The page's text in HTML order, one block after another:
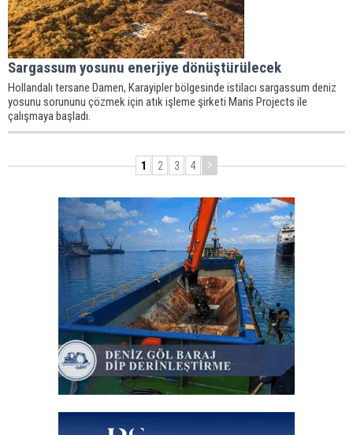
Sargassum yosunu enerjiye dönüştürülecek
Hollandalı tersane Damen, Karayipler bölgesinde istilacı sargassum deniz
yosunu sorununu çözmek için atık işleme şirketi Maris Projects ile
çalışmaya başladı.
1 2 3 4